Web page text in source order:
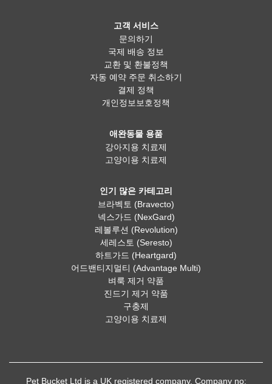
고객 서비스
문의하기
국제 배송 정보
교환 및 환불정책
자동 예약 주문 취소하기
결제 정책
개인정보보호정책
애완동물 용품
강아지용 치료제
고양이용 치료제
인기 많은 카테고리
브라벡토 (Bravecto)
넥스가드 (NexGard)
레볼루션 (Revolution)
세레스토 (Seresto)
하트가드 (Heartgard)
어드밴티지멀티 (Advantage Multi)
벼룩 제거 약품
진드기 제거 약품
구충제
고양이용 치료제
Pet Bucket Ltd is a UK registered company, Company no: